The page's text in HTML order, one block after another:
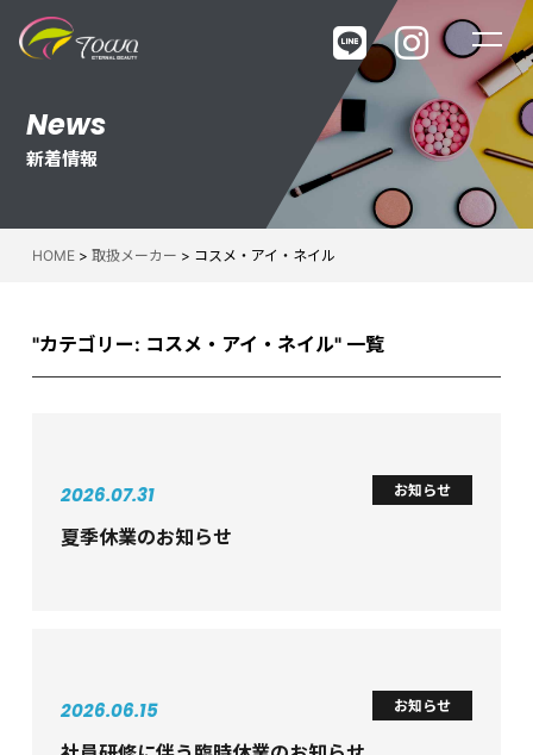
News
ニュース
Recruit
採用情報
Products
取扱商品一覧
Makers
メーカー一覧
Event
イベント・セミナー
Contact
新着情報
News
HOME> 取扱メーカー > コスメ・アイ・ネイル
"カテゴリー: コスメ・アイ・ネイル" 一覧
2026.07.31 お知らせ
夏季休業のお知らせ
2026.06.15 お知らせ